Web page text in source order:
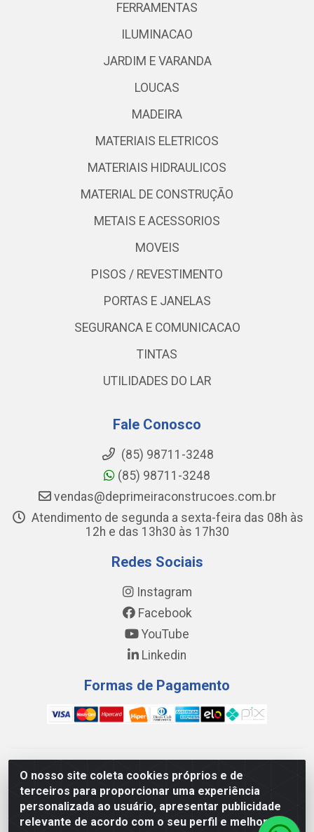
O nosso site coleta cookies próprios e de
terceiros para proporcionar uma experiência
personalizada ao usuário, apresentar publicidade
relevante de acordo com o seu perfil e melhorar a
FERRAMENTAS
ILUMINACAO
JARDIM E VARANDA
LOUCAS
MADEIRA
MATERIAIS ELETRICOS
MATERIAIS HIDRAULICOS
MATERIAL DE CONSTRUÇÃO
METAIS E ACESSORIOS
MOVEIS
PISOS / REVESTIMENTO
PORTAS E JANELAS
SEGURANCA E COMUNICACAO
TINTAS
UTILIDADES DO LAR
Fale Conosco
(85) 98711-3248
(85) 98711-3248
vendas@deprimeiraconstrucoes.com.br
Atendimento de segunda a sexta-feira das 08h às
12h e das 13h30 às 17h30
Redes Sociais
Instagram
Facebook
YouTube
Linkedin
Formas de Pagamento
WING DISTRIBUIDORA COMÉRCIO E LOGÍSTICA DE MATERIAL
DE CONSTRUÇÕES LTDA - AV. DA INTEGRAÇÃO, 790 -
PATRÍCIA GOMES, CAUCAIA/CE - CEP 61.604-505 - CNPJ
17.523.384/0001-20